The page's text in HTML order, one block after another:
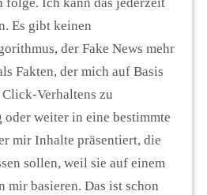
Es gibt keinen
der Fake News mehr
Fakten, der mich auf Basis
Verhaltens zu
weiter in eine bestimmte
mir Inhalte präsentiert, die
sollen, weil sie auf einem
basieren. Das ist schon